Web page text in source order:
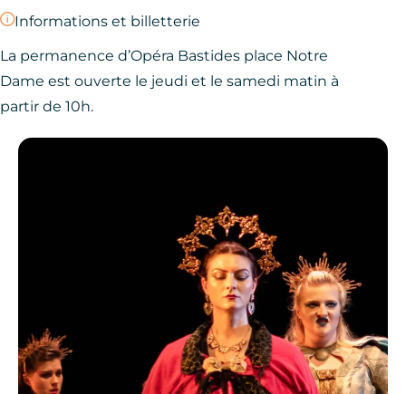
Informations et billetterie
La permanence d’Opéra Bastides place Notre
Dame est ouverte le jeudi et le samedi matin à
partir de 10h.